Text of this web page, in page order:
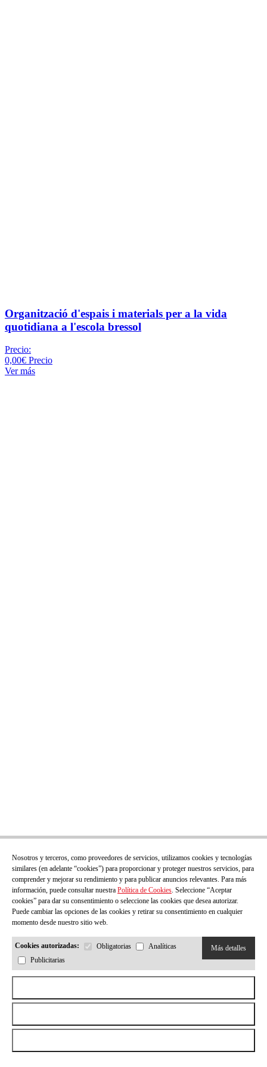
Organització d'espais i materials per a la vida
quotidiana a l'escola bressol
Precio:
0,00€ Precio
Ver más
Nosotros y terceros, como proveedores de servicios, utilizamos cookies y tecnologías
similares (en adelante “cookies”) para proporcionar y proteger nuestros servicios, para
comprender y mejorar su rendimiento y para publicar anuncios relevantes. Para más
información, puede consultar nuestra Política de Cookies. Seleccione “Aceptar
cookies” para dar su consentimiento o seleccione las cookies que desea autorizar.
Puede cambiar las opciones de las cookies y retirar su consentimiento en cualquier
momento desde nuestro sitio web.
Cookies autorizadas: Obligatorias
Analíticas
Publicitarias
Más detalles